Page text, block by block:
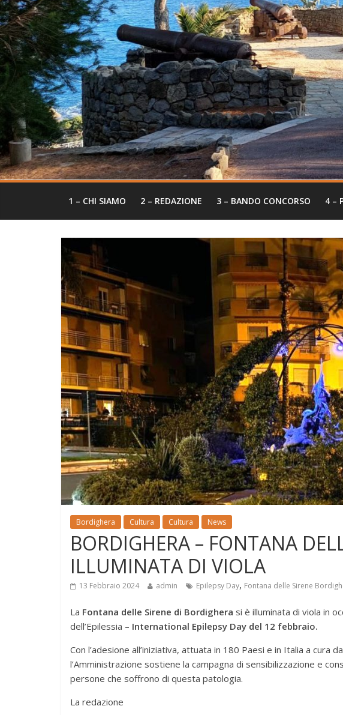
1 – CHI SIAMO 2 – REDAZIONE 3 – BANDO CONCORSO 4 –
Bordighera Cultura Cultura News
BORDIGHERA – FONTANA
ILLUMINATA DI VIOLA
13 Febbraio 2024 admin Epilepsy Day, Fontana delle Sirene
La Fontana delle Sirene di Bordighera si è illuminata di viola in
dell’Epilessia – International Epilepsy Day del 12 febbraio.
Con l’adesione all’iniziativa, attuata in 180 Paesi e in Italia a cura
l’Amministrazione sostiene la campagna di sensibilizzazione e
persone che soffrono di questa patologia.
La redazione